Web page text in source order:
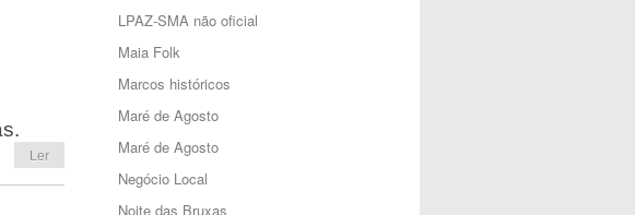
Ler
LPAZ-SMA não oficial
Maia Folk
Marcos históricos
Maré de Agosto
Maré de Agosto
Negócio Local
Noite das Bruxas